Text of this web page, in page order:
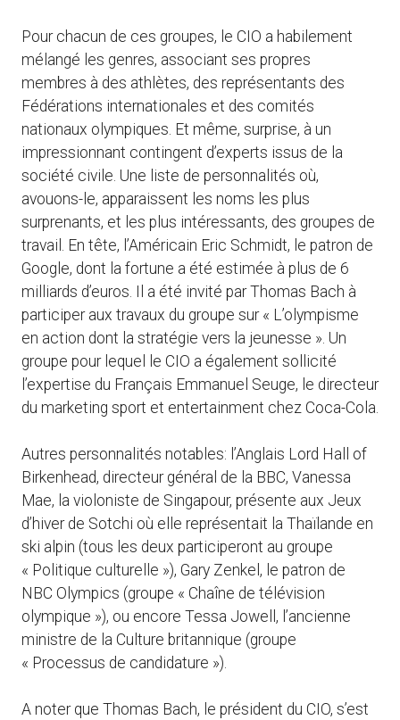
Pour chacun de ces groupes, le CIO a habilement
mélangé les genres, associant ses propres
membres à des athlètes, des représentants des
Fédérations internationales et des comités
nationaux olympiques. Et même, surprise, à un
impressionnant contingent d’experts issus de la
société civile. Une liste de personnalités où,
avouons-le, apparaissent les noms les plus
surprenants, et les plus intéressants, des groupes de
travail. En tête, l’Américain Eric Schmidt, le patron de
Google, dont la fortune a été estimée à plus de 6
milliards d’euros. Il a été invité par Thomas Bach à
participer aux travaux du groupe sur « L’olympisme
en action dont la stratégie vers la jeunesse ». Un
groupe pour lequel le CIO a également sollicité
l’expertise du Français Emmanuel Seuge, le directeur
du marketing sport et entertainment chez Coca-Cola.
Autres personnalités notables: l’Anglais Lord Hall of
Birkenhead, directeur général de la BBC, Vanessa
Mae, la violoniste de Singapour, présente aux Jeux
d’hiver de Sotchi où elle représentait la Thaïlande en
ski alpin (tous les deux participeront au groupe
« Politique culturelle »), Gary Zenkel, le patron de
NBC Olympics (groupe « Chaîne de télévision
olympique »), ou encore Tessa Jowell, l’ancienne
ministre de la Culture britannique (groupe
« Processus de candidature »).
A noter que Thomas Bach, le président du CIO, s’est